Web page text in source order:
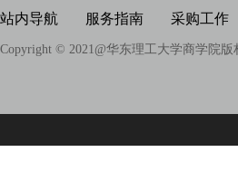
站内导航 服务指南 采购工作
Copyright © 2021@华东理工大学商学院版